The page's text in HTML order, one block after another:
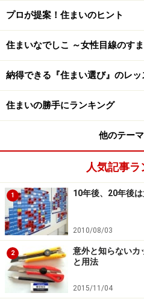
※記事内容は執筆時点のものです
プロが提案！住まいのヒント
住まいなでしこ ～女性目線のす
納得できる『住まい選び』のレッ
住まいの勝手にランキング
他のテー
人気記事ラ
1 10年後、20年後
2010/08/03
2
意外と知らないカ
と用法
2015/11/04